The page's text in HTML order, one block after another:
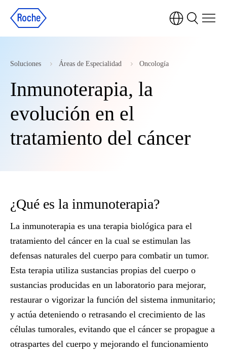
Soluciones Áreas de Especialidad Oncología
Inmunoterapia, la
evolución en el
tratamiento del cáncer
¿Qué es la inmunoterapia?
La inmunoterapia es una terapia biológica para el
tratamiento del cáncer en la cual se estimulan las
defensas naturales del cuerpo para combatir un tumor.
Esta terapia utiliza sustancias propias del cuerpo o
sustancias producidas en un laboratorio para mejorar,
restaurar o vigorizar la función del sistema inmunitario;
y actúa deteniendo o retrasando el crecimiento de las
células tumorales, evitando que el cáncer se propague a
otraspartes del cuerpo y mejorando el funcionamiento